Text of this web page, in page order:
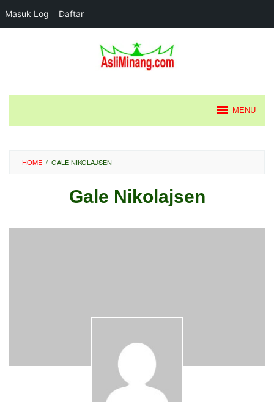
Masuk Log Daftar
MENU
HOME / GALE NIKOLAJSEN
Gale Nikolajsen
Oleh
Diposting